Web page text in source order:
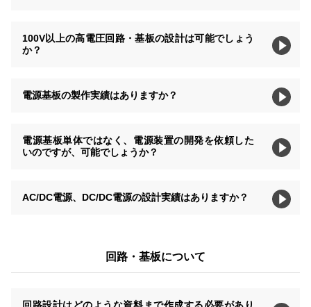
100V以上の高電圧回路・基板の設計は可能でしょう
か？
電源基板の製作実績はありますか？
電源基板単体ではなく、電源装置の開発を依頼した
いのですが、可能でしょうか？
AC/DC電源、DC/DC電源の設計実績はありますか？
回路・基板について
回路設計はどのような資料まで作成する必要があり